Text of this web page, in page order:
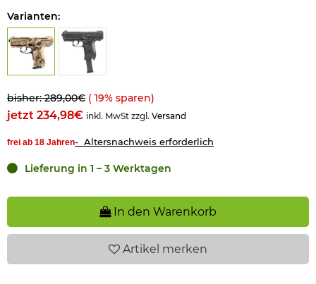
Varianten:
bisher: 289,00€ ( 19% sparen)
jetzt 234,98€ inkl. MwSt zzgl. Versand
frei ab 18 Jahren- Altersnachweis erforderlich
Lieferung in 1 – 3 Werktagen
In den Warenkorb
Artikel merken